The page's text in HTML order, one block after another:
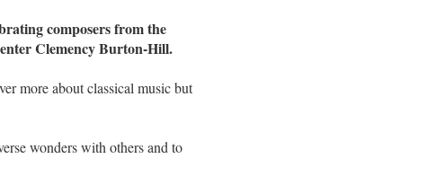
composers from the
Clemency Burton-Hill.
more about classical music but
wonders with others and to